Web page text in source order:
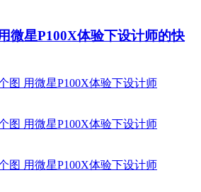
微星P100X体验下设计师的快